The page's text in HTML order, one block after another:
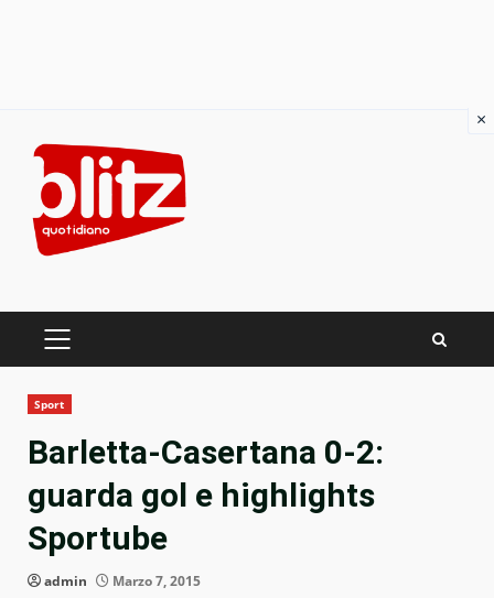
content
PRIMARY
Sport
Barletta-Casertana 0-2:
guarda gol e highlights
Sportube
admin Marzo 7, 2015
×